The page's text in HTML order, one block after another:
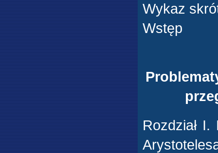
Wykaz
Wstęp
Rozdział